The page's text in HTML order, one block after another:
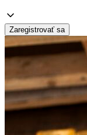
Zaregistrovať sa